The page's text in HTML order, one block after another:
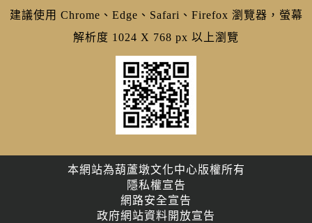
建議使用 Chrome、Edge、Safari、Firefox 瀏覽器，螢幕
解析度 1024 X 768 px 以上瀏覽
本網站為葫蘆墩文化中心版權所有
隱私權宣告
網路安全宣告
政府網站資料開放宣告